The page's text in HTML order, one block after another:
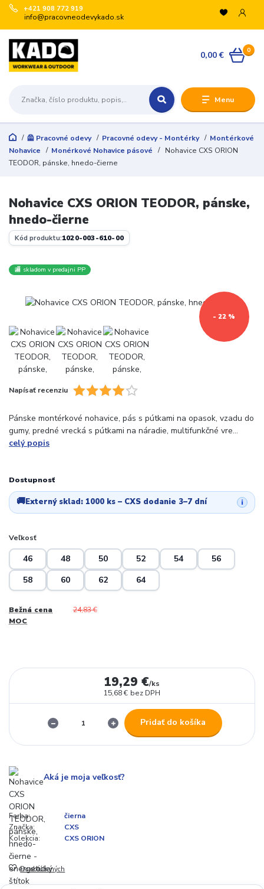
Menu
+421 908 772 919
info@pracovneodevykado.sk
0
0,00 €
🦺 Pracovné odevy Pracovné odevy - Montérky
Montérkové
Nohavice
Monérkové Nohavice pásové
Nohavice CXS ORION
TEODOR, pánske, hnedo-čierne
Nohavice CXS ORION TEODOR, pánske,
hnedo-čierne
Kód produktu:1020-003-610-00
🏬 skladom v predajni PP
- 22 %
Napísať recenziu
Pánske montérkové nohavice, pás s pútkami na opasok, vzadu do
gumy, predné vrecká s pútkami na náradie, multifunkčné vre...
celý popis
Dostupnosť
🚚Externý sklad: 1000 ks – CXS dodanie 3–7 dní i
Veľkosť
46 48 50 52 54
56
58
60 62 64
Bežná cena
MOC
24,83 €
19,29 €/ks
15,68 € bez DPH
Pridať do košíka
Aká je moja veľkosť?
Farba:
čierna
Značka:
CXS
Kolekcia:
CXS ORION
Do obľúbených